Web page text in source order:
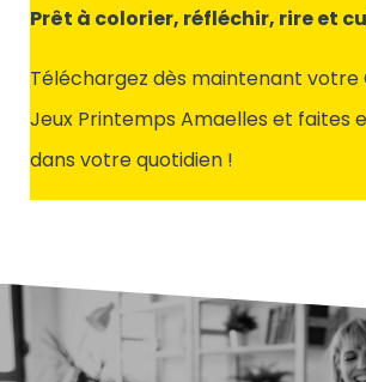
Prêt à colorier, réfléchir, rire et
Téléchargez dès maintenant votre
Jeux Printemps Amaelles et faites
dans votre quotidien !